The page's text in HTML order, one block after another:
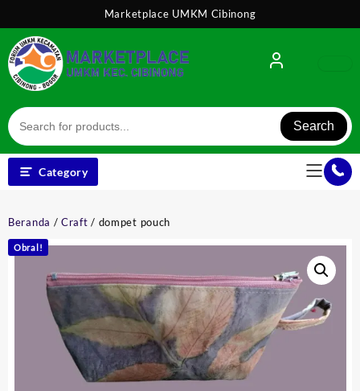
content
Marketplace UMKM Cibinong
Search
Category
Beranda /Craft / dompet pouch
Obral!